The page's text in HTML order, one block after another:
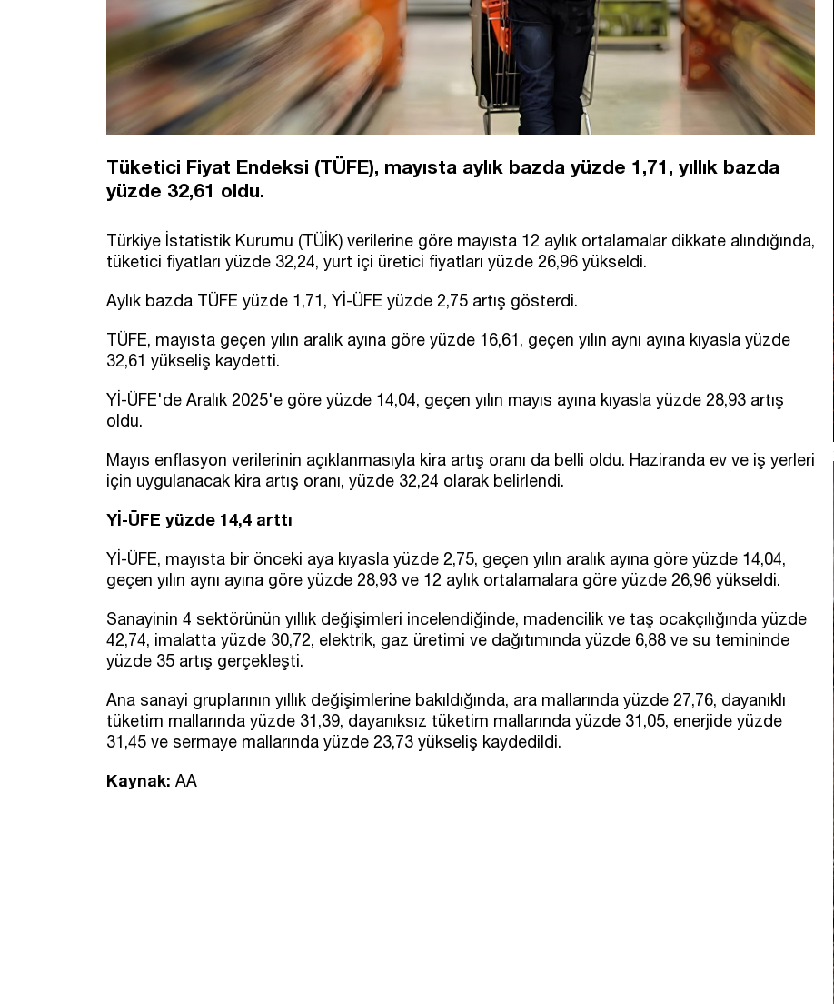
Tüketici Fiyat Endeksi (TÜFE), mayısta aylık bazda yüzde 1,71, yıllık bazda
yüzde 32,61 oldu.
Türkiye İstatistik Kurumu (TÜİK) verilerine göre mayısta 12 aylık ortalamalar dikkate alındığında,
tüketici fiyatları yüzde 32,24, yurt içi üretici fiyatları yüzde 26,96 yükseldi.
Aylık bazda TÜFE yüzde 1,71, Yİ-ÜFE yüzde 2,75 artış gösterdi.
TÜFE, mayısta geçen yılın aralık ayına göre yüzde 16,61, geçen yılın aynı ayına kıyasla yüzde
32,61 yükseliş kaydetti.
Yİ-ÜFE'de Aralık 2025'e göre yüzde 14,04, geçen yılın mayıs ayına kıyasla yüzde 28,93 artış
oldu.
Mayıs enflasyon verilerinin açıklanmasıyla kira artış oranı da belli oldu. Haziranda ev ve iş yerleri
için uygulanacak kira artış oranı, yüzde 32,24 olarak belirlendi.
Yİ-ÜFE yüzde 14,4 arttı
Yİ-ÜFE, mayısta bir önceki aya kıyasla yüzde 2,75, geçen yılın aralık ayına göre yüzde 14,04,
geçen yılın aynı ayına göre yüzde 28,93 ve 12 aylık ortalamalara göre yüzde 26,96 yükseldi.
Sanayinin 4 sektörünün yıllık değişimleri incelendiğinde, madencilik ve taş ocakçılığında yüzde
42,74, imalatta yüzde 30,72, elektrik, gaz üretimi ve dağıtımında yüzde 6,88 ve su temininde
yüzde 35 artış gerçekleşti.
Ana sanayi gruplarının yıllık değişimlerine bakıldığında, ara mallarında yüzde 27,76, dayanıklı
tüketim mallarında yüzde 31,39, dayanıksız tüketim mallarında yüzde 31,05, enerjide yüzde
31,45 ve sermaye mallarında yüzde 23,73 yükseliş kaydedildi.
Kaynak: AA